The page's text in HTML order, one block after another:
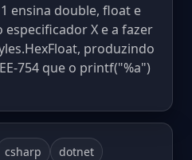
ensina double, float e
X e a fazer
produzindo
754 que o printf("%a")
csharp dotnet